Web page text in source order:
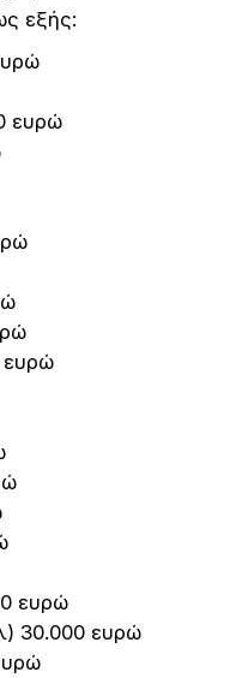
εξής:
ευρώ
ευρώ
ευρώ
30.000 ευρώ